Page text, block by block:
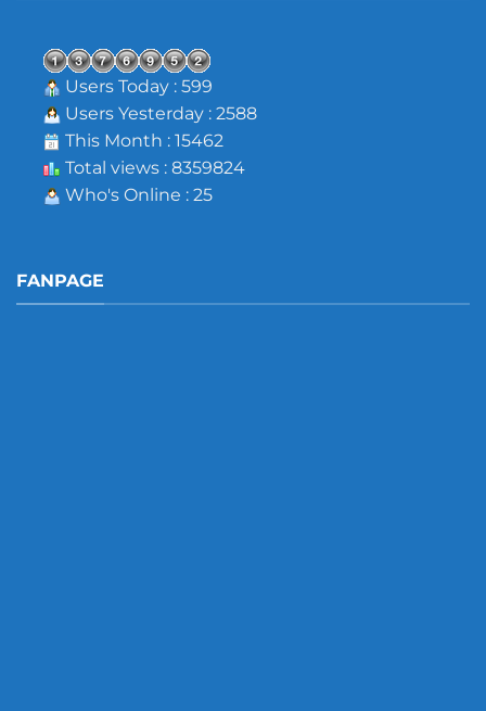
Users Today : 599
Users Yesterday : 2588
This Month : 15462
Total views : 8359824
Who's Online : 25
FANPAGE